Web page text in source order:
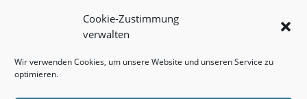
Cookie-Zustimmung
verwalten
Wir verwenden Cookies, um unsere Website und unseren Service zu
optimieren.